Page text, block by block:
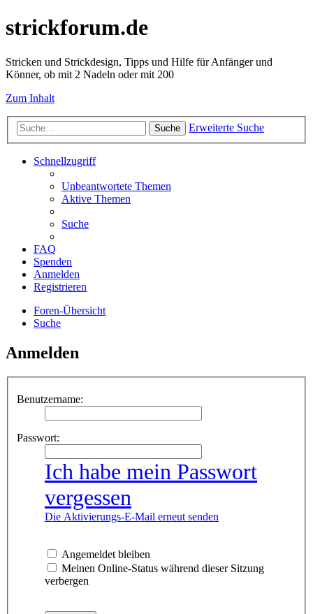
strickforum.de
Stricken und Strickdesign, Tipps und Hilfe für Anfänger und
Könner, ob mit 2 Nadeln oder mit 200
Zum Inhalt
Suche Erweiterte Suche
Schnellzugriff
Unbeantwortete Themen
Aktive Themen
Suche
FAQ
Spenden
Anmelden
Registrieren
Foren-Übersicht
Suche
Anmelden
Benutzername:
Passwort:
Ich habe mein Passwort
vergessen
Die Aktivierungs-E-Mail erneut senden
Angemeldet bleiben
Meinen Online-Status während dieser Sitzung
verbergen